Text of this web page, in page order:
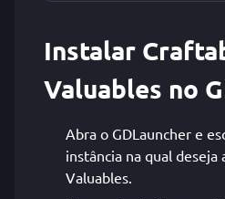
Instalar
Valuables no
Abra o GDLauncher e
instância na qual deseja
Valuables.